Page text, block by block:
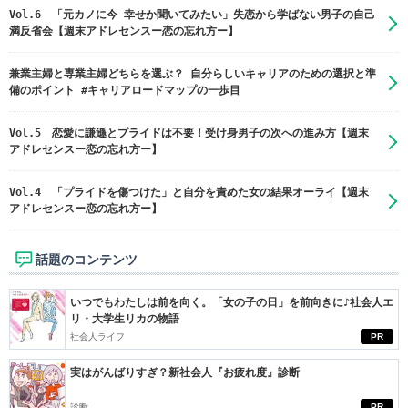
Vol.6 「元カノに今 幸せか聞いてみたい」失恋から学ばない男子の自己
満反省会【週末アドレセンスー恋の忘れ方ー】
兼業主婦と専業主婦どちらを選ぶ？ 自分らしいキャリアのための選択と準
備のポイント #キャリアロードマップの一歩目
Vol.5 恋愛に謙遜とプライドは不要！受け身男子の次への進み方【週末
アドレセンスー恋の忘れ方ー】
Vol.4 「プライドを傷つけた」と自分を責めた女の結果オーライ【週末
アドレセンスー恋の忘れ方ー】
話題のコンテンツ
PR
いつでもわたしは前を向く。「女の子の日」を前向きに♪社会人エ
リ・大学生リカの物語
社会人ライフ
実はがんばりすぎ？新社会人『お疲れ度』診断